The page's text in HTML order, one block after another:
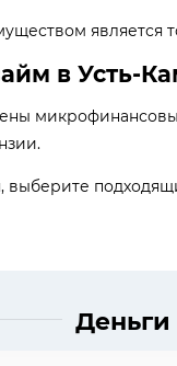
является
в Усть-
Деньги